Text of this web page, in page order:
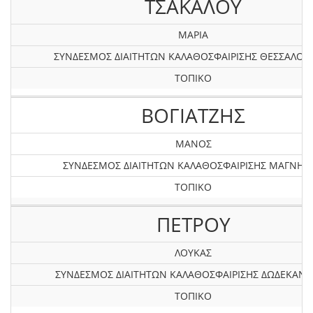
ΤΣΑΚΑΛΟΥ
ΜΑΡΙΑ
ΣΥΝΔΕΣΜΟΣ ΔΙΑΙΤΗΤΩΝ ΚΑΛΑΘΟΣΦΑΙΡΙΣΗΣ
ΤΟΠΙΚΟ
ΒΟΓΙΑΤΖΗΣ
ΜΑΝΟΣ
ΣΥΝΔΕΣΜΟΣ ΔΙΑΙΤΗΤΩΝ ΚΑΛΑΘΟΣΦΑΙΡΙΣΗΣ
ΤΟΠΙΚΟ
ΠΕΤΡΟΥ
ΛΟΥΚΑΣ
ΣΥΝΔΕΣΜΟΣ ΔΙΑΙΤΗΤΩΝ ΚΑΛΑΘΟΣΦΑΙΡΙΣΗΣ
ΤΟΠΙΚΟ